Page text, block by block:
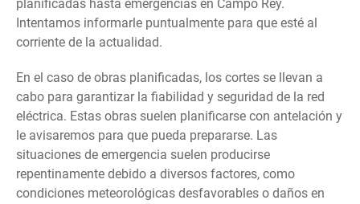
planificadas hasta emergencias en Campo Rey.
Intentamos informarle puntualmente para que esté al
corriente de la actualidad.
En el caso de obras planificadas, los cortes se llevan a
cabo para garantizar la fiabilidad y seguridad de la red
eléctrica. Estas obras suelen planificarse con antelación y
le avisaremos para que pueda prepararse. Las
situaciones de emergencia suelen producirse
repentinamente debido a diversos factores, como
condiciones meteorológicas desfavorables o daños en